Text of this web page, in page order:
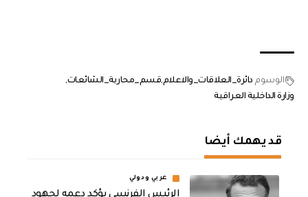
الوسوم دائرة_العلاقات_والاعلام قسم_محاربة_الشائعات
وزارة الداخلية العراقية
قد يهمك أيضا
عربي ودولي
الرئيس الفرنسي يؤكد دعمه لجهود